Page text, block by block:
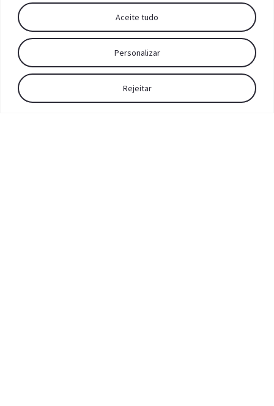
Personalizar
Rejeitar
Aceite tudo
oportunidade de fazer
parte de um momento
único, em que o orgulho
azul e branco se sente em
cada passo, em cada